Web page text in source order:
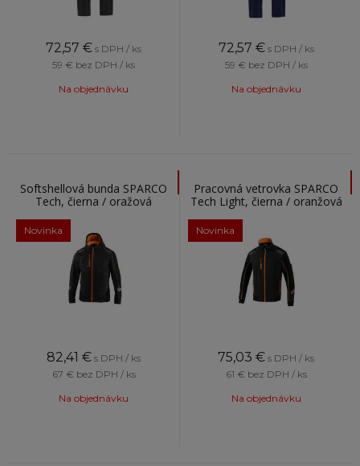
72,57 € s DPH / ks
59 € bez DPH / ks
Na objednávku
72,57 € s DPH / ks
59 € bez DPH / ks
Na objednávku
Softshellová bunda SPARCO
Tech, čierna / oražová
Novinka
82,41 € s DPH / ks
67 € bez DPH / ks
Na objednávku
Pracovná vetrovka SPARCO
Tech Light, čierna / oranžová
Novinka
75,03 € s DPH / ks
61 € bez DPH / ks
Na objednávku